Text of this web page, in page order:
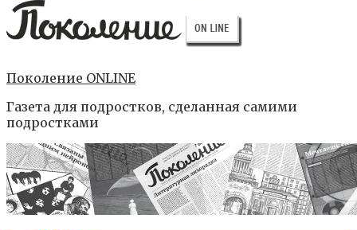
Поколение ONLINE
Газета для подростков, сделанная самими
подростками